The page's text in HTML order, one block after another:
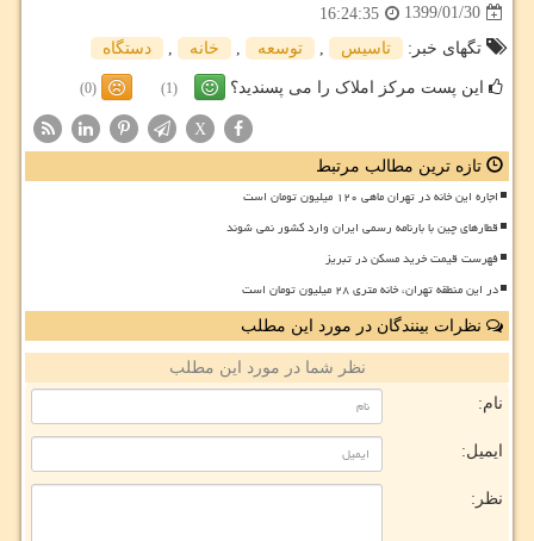
1399/01/30
16:24:35
تگهای خبر:
تاسیس , توسعه , خانه , دستگاه
این پست مرکز املاک را می پسندید؟ (1)
(0)
X
تازه ترین مطالب مرتبط
اجاره این خانه در تهران ماهی ۱۲۰ میلیون تومان است
قطارهای چین با بارنامه رسمی ایران وارد کشور نمی شوند
فهرست قیمت خرید مسکن در تبریز
در این منطقه تهران، خانه متری ۲۸ میلیون تومان است
نظرات بینندگان در مورد این مطلب
نظر شما در مورد این مطلب
نام:
ایمیل:
نظر: